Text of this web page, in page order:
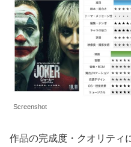
Screenshot
作品の完成度・クオリティ